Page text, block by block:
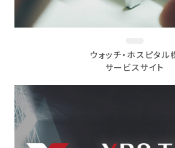
ウォッチ・ホスピタル
サービスサイト